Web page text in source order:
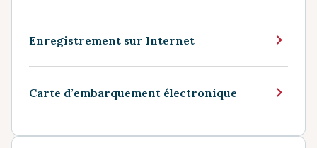
Enregistrement sur Internet
Carte d’embarquement électronique